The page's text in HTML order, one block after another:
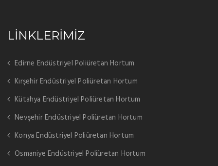
LİNKLERİMİZ
Edirne Endüstriyel Poliüretan Hortum
Kırşehir Endüstriyel Poliüretan Hortum
Kütahya Endüstriyel Poliüretan Hortum
Nevşehir Endüstriyel Poliüretan Hortum
Konya Endüstriyel Poliüretan Hortum
Osmaniye Endüstriyel Poliüretan Hortum